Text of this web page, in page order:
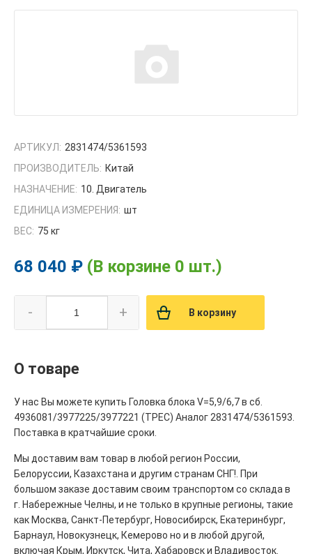
АРТИКУЛ: 2831474/5361593
ПРОИЗВОДИТЕЛЬ: Китай
НАЗНАЧЕНИЕ: 10. Двигатель
ЕДИНИЦА ИЗМЕРЕНИЯ: шт
ВЕС: 75 кг
68 040 ₽ (В корзине 0 шт.)
- + В корзину
О товаре
У нас Вы можете купить Головка блока V=5,9/6,7 в сб.
4936081/3977225/3977221 (ТРЕС) Аналог 2831474/5361593.
Поставка в кратчайшие сроки.
Мы доставим вам товар в любой регион России,
Белоруссии, Казахстана и другим странам СНГ!. При
большом заказе доставим своим транспортом со склада в
г. Набережные Челны, и не только в крупные регионы, такие
как Москва, Санкт-Петербург, Новосибирск, Екатеринбург,
Барнаул, Новокузнецк, Кемерово но и в любой другой,
включая Крым, Иркутск, Чита, Хабаровск и Владивосток.